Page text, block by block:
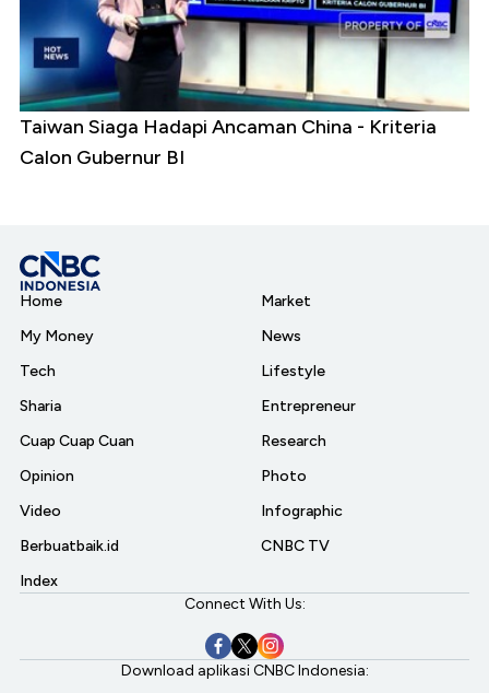
Taiwan Siaga Hadapi Ancaman China - Kriteria
Calon Gubernur BI
Home
My Money
Tech
Sharia
Cuap Cuap Cuan
Opinion
Video
Berbuatbaik.id
Index
Market
News
Lifestyle
Entrepreneur
Research
Photo
Infographic
CNBC TV
Connect With Us:
Download aplikasi CNBC Indonesia: